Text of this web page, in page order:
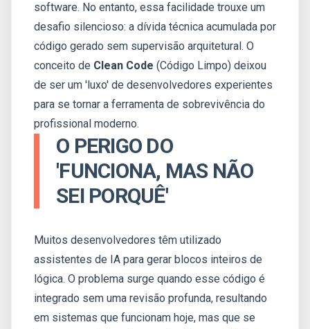
software. No entanto, essa facilidade trouxe um
desafio silencioso: a dívida técnica acumulada por
código gerado sem supervisão arquitetural. O
conceito de Clean Code (Código Limpo) deixou
de ser um 'luxo' de desenvolvedores experientes
para se tornar a ferramenta de sobrevivência do
profissional moderno.
O PERIGO DO
'FUNCIONA, MAS NÃO
SEI PORQUÊ'
Muitos desenvolvedores têm utilizado
assistentes de IA para gerar blocos inteiros de
lógica. O problema surge quando esse código é
integrado sem uma revisão profunda, resultando
em sistemas que funcionam hoje, mas que se